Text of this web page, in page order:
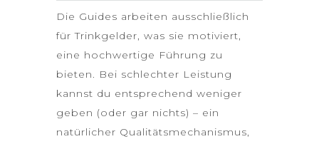
Die Guides arbeiten ausschließlich
für Trinkgelder, was sie motiviert,
eine hochwertige Führung zu
bieten. Bei schlechter Leistung
kannst du entsprechend weniger
geben (oder gar nichts) – ein
natürlicher Qualitätsmechanismus,